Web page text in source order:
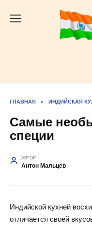
ГЛАВНАЯ » ИНДИЙСКАЯ
Самые
специи
АВТОР
Антон Мальцев
Индийской кухней
отличается своей